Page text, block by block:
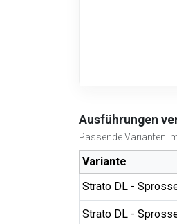
Ausführungen
Passende Varianten
Variante
Strato DL -
Strato DL -